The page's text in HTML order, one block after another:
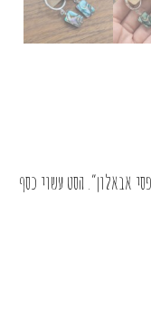
אבאלון”. הסט עשוי כסף